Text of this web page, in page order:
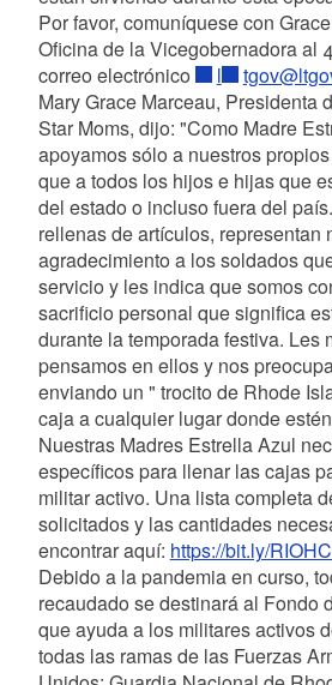
Por favor, comuníquese con
Oficina de la Vicegobernadora al
correo electrónico
l
Mary Grace Marceau, Presidenta
Star Moms, dijo: "Como Madre
apoyamos sólo a nuestros
que a todos los hijos e hijas que
del estado o incluso fuera del
rellenas de artículos, representan
agradecimiento a los soldados
servicio y les indica que somos
sacrificio personal que significa
durante la temporada festiva. Les
pensamos en ellos y nos
enviando un " trocito de Rhode
caja a cualquier lugar donde
Nuestras Madres Estrella Azul
específicos para llenar las cajas
militar activo. Una lista completa
solicitados y las cantidades
encontrar aquí: https://bit.ly/
Debido a la pandemia en curso,
recaudado se destinará al Fondo
que ayuda a los militares activos
todas las ramas de las Fuerzas